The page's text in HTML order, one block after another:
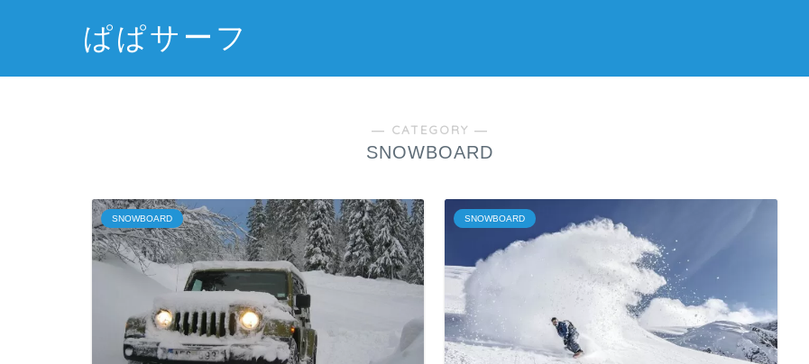
ぱぱサーフ
― CATEGORY ―
SNOWBOARD
SNOWBOARD SNOWBOARD